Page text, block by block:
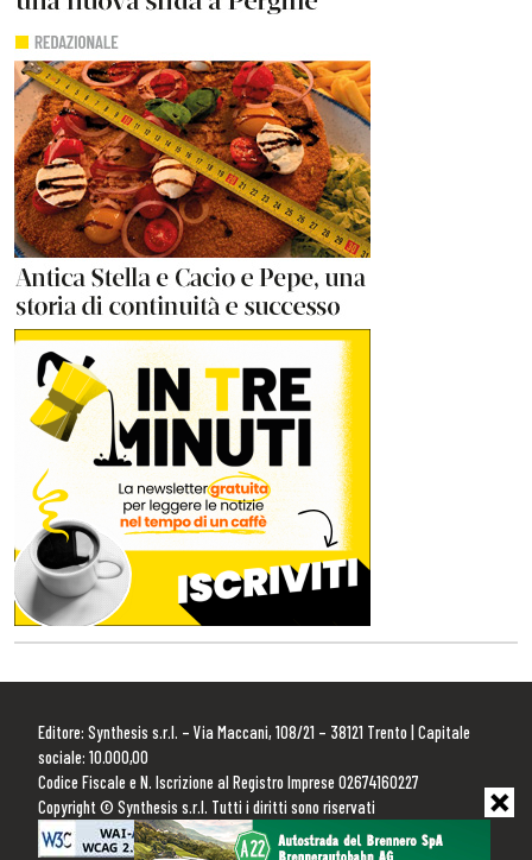
Editore: Synthesis s.r.l. – Via Maccani, 108/21 – 38121 Trento | Capitale
sociale: 10.000,00
Codice Fiscale e N. Iscrizione al Registro Imprese 02674160227
Copyright © Synthesis s.r.l. Tutti i diritti sono riservati